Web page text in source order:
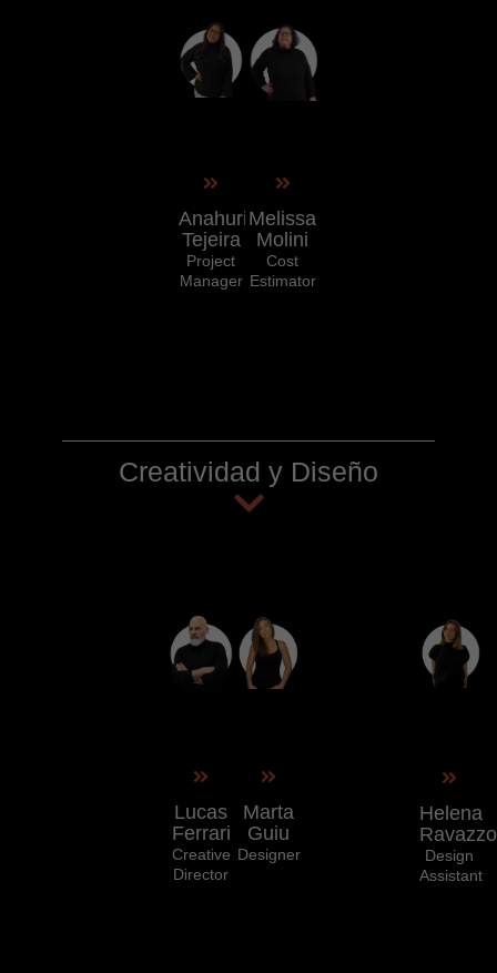
Anahuri
Tejeira
Project
Manager
Melissa
Molini
Cost
Estimator
Creatividad y Diseño
Lucas
Ferrari
Creative
Director
Marta
Guiu
Designer
Helena
Design
Assistant